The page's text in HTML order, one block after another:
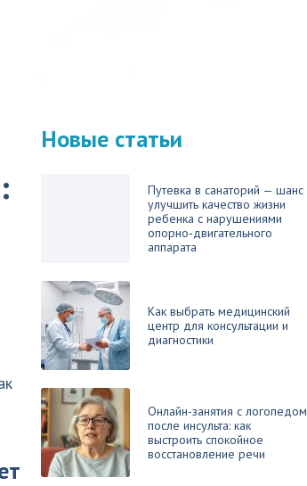
Новые статьи
Путевка в санаторий — шанс
улучшить качество жизни
ребенка с нарушениями
опорно‑двигательного
аппарата
Как выбрать медицинский
центр для консультации и
диагностики
Онлайн-занятия с логопедом
после инсульта: как
выстроить спокойное
восстановление речи